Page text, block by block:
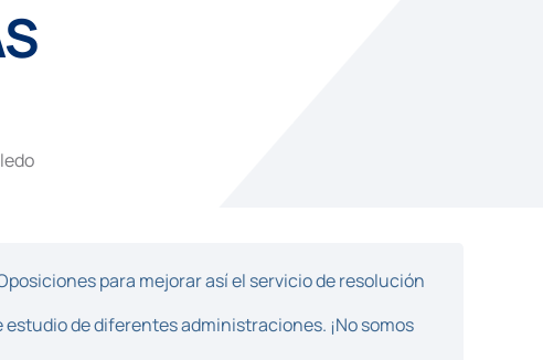
para mejorar así el servicio de resolución
de diferentes administraciones. ¡No somos